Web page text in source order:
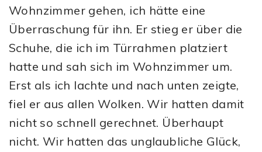
Wohnzimmer gehen, ich hätte eine
Überraschung für ihn. Er stieg er über die
Schuhe, die ich im Türrahmen platziert
hatte und sah sich im Wohnzimmer um.
Erst als ich lachte und nach unten zeigte,
fiel er aus allen Wolken. Wir hatten damit
nicht so schnell gerechnet. Überhaupt
nicht. Wir hatten das unglaubliche Glück,